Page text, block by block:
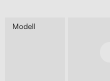
Modell